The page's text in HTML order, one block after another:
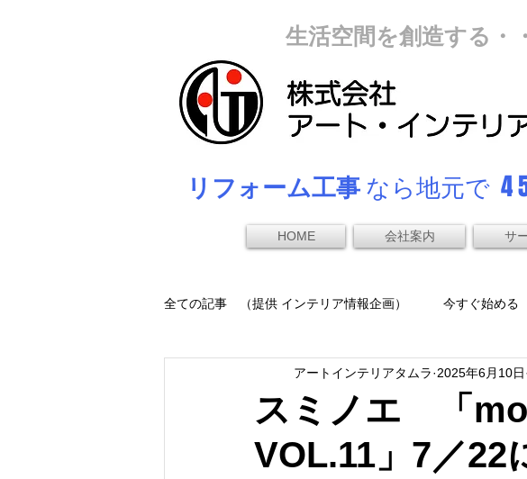
生活空間を創造する・
リフォーム工事なら地元で 4
HOME 会社案内 サ
全ての記事 （提供 インテリア情報企画） 今すぐ始める
スミノエ 「
VOL.11」7／22
アートインテリアタムラ 2025年6月10日